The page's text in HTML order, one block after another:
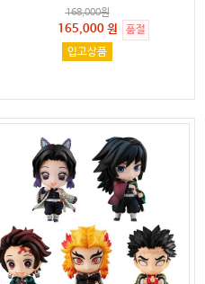
168,000원
165,000 원
품절
입고상품